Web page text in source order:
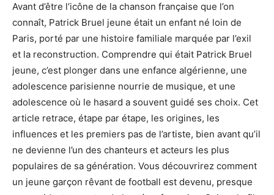
Avant d’être l’icône de la chanson française que l’on
connaît, Patrick Bruel jeune était un enfant né loin de
Paris, porté par une histoire familiale marquée par l’exil
et la reconstruction. Comprendre qui était Patrick Bruel
jeune, c’est plonger dans une enfance algérienne, une
adolescence parisienne nourrie de musique, et une
adolescence où le hasard a souvent guidé ses choix. Cet
article retrace, étape par étape, les origines, les
influences et les premiers pas de l’artiste, bien avant qu’il
ne devienne l’un des chanteurs et acteurs les plus
populaires de sa génération. Vous découvrirez comment
un jeune garçon rêvant de football est devenu, presque